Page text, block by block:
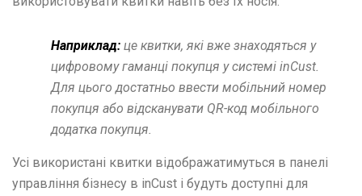
Наприклад: це квитки, які вже знаходяться у
цифровому гаманці покупця у системі inCust.
Для цього достатньо ввести мобільний номер
покупця або відсканувати QR-код мобільного
додатка покупця.
Усі використані квитки відображатимуться в панелі
управління бізнесу в inCust і будуть доступні для